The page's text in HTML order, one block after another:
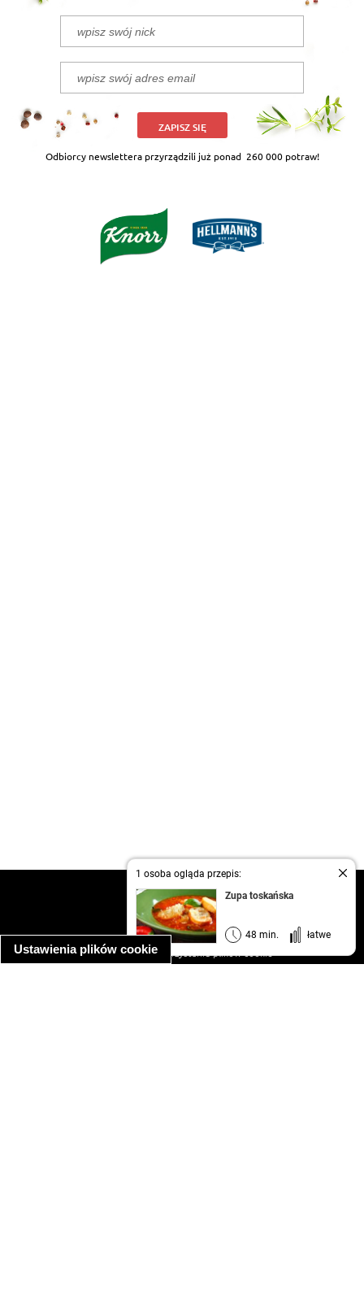
Ustawienia plików cookie
1 osoba ogląda przepis:
Zupa toskańska
48 min. łatwe
ZAPISZ SIĘ
Odbiorcy newslettera przyrządzili już ponad 260 000 potraw!
kontakt
regulamin
informacja o prywatności
informacja o wykorzystaniu plików cookie